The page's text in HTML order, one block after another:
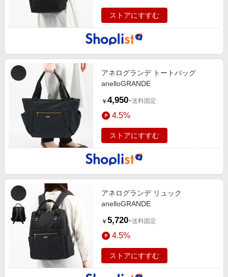
ビジネス・その他サービス
ストアにすすむ
アネログランデ トートバッグ
anelloGRANDE
￥ 4,950+送料固定
4.5%
ストアにすすむ
アネログランデ リュック
anelloGRANDE
￥ 5,720+送料固定
4.5%
ストアにすすむ